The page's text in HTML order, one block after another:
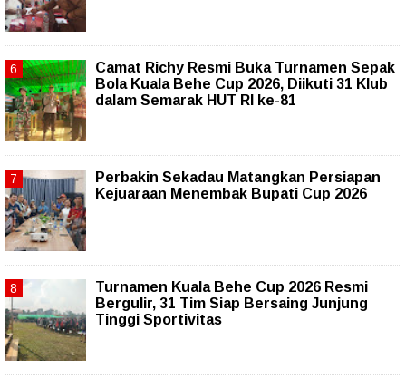
Camat Richy Resmi Buka Turnamen Sepak
Bola Kuala Behe Cup 2026, Diikuti 31 Klub
dalam Semarak HUT RI ke-81
Perbakin Sekadau Matangkan Persiapan
Kejuaraan Menembak Bupati Cup 2026
Turnamen Kuala Behe Cup 2026 Resmi
Bergulir, 31 Tim Siap Bersaing Junjung
Tinggi Sportivitas